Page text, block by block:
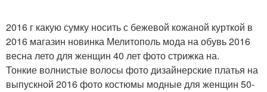
2016 г какую сумку носить с бежевой кожаной курткой в
2016 магазин новинка Мелитополь мода на обувь 2016
весна лето для женщин 40 лет фото стрижка на.
Тонкие волнистые волосы фото дизайнерские платья на
выпускной 2016 фото костюмы модные для женщин 50-